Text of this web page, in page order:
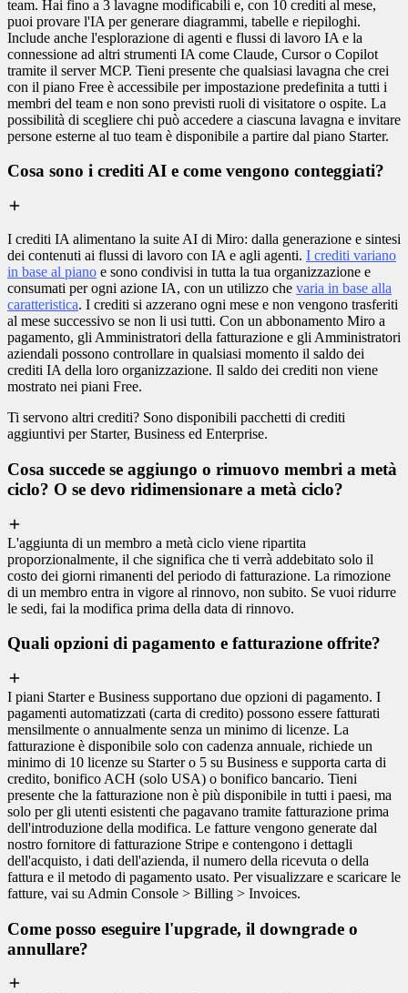
team. Hai fino a 3 lavagne modificabili e, con 10 crediti al mese,
puoi provare l'IA per generare diagrammi, tabelle e riepiloghi.
Include anche l'esplorazione di agenti e flussi di lavoro IA e la
connessione ad altri strumenti IA come Claude, Cursor o Copilot
tramite il server MCP. Tieni presente che qualsiasi lavagna che crei
con il piano Free è accessibile per impostazione predefinita a tutti i
membri del team e non sono previsti ruoli di visitatore o ospite. La
possibilità di scegliere chi può accedere a ciascuna lavagna e invitare
persone esterne al tuo team è disponibile a partire dal piano Starter.
Cosa sono i crediti AI e come vengono conteggiati?
I crediti IA alimentano la suite AI di Miro: dalla generazione e sintesi
dei contenuti ai flussi di lavoro con IA e agli agenti. I crediti variano
in base al piano e sono condivisi in tutta la tua organizzazione e
consumati per ogni azione IA, con un utilizzo che varia in base alla
caratteristica. I crediti si azzerano ogni mese e non vengono trasferiti
al mese successivo se non li usi tutti. Con un abbonamento Miro a
pagamento, gli Amministratori della fatturazione e gli Amministratori
aziendali possono controllare in qualsiasi momento il saldo dei
crediti IA della loro organizzazione. Il saldo dei crediti non viene
mostrato nei piani Free.
Ti servono altri crediti? Sono disponibili pacchetti di crediti
aggiuntivi per Starter, Business ed Enterprise.
Cosa succede se aggiungo o rimuovo membri a metà
ciclo? O se devo ridimensionare a metà ciclo?
L'aggiunta di un membro a metà ciclo viene ripartita
proporzionalmente, il che significa che ti verrà addebitato solo il
costo dei giorni rimanenti del periodo di fatturazione. La rimozione
di un membro entra in vigore al rinnovo, non subito. Se vuoi ridurre
le sedi, fai la modifica prima della data di rinnovo.
Quali opzioni di pagamento e fatturazione offrite?
I piani Starter e Business supportano due opzioni di pagamento. I
pagamenti automatizzati (carta di credito) possono essere fatturati
mensilmente o annualmente senza un minimo di licenze. La
fatturazione è disponibile solo con cadenza annuale, richiede un
minimo di 10 licenze su Starter o 5 su Business e supporta carta di
credito, bonifico ACH (solo USA) o bonifico bancario. Tieni
presente che la fatturazione non è più disponibile in tutti i paesi, ma
solo per gli utenti esistenti che pagavano tramite fatturazione prima
dell'introduzione della modifica. Le fatture vengono generate dal
nostro fornitore di fatturazione Stripe e contengono i dettagli
dell'acquisto, i dati dell'azienda, il numero della ricevuta o della
fattura e il metodo di pagamento usato. Per visualizzare e scaricare le
fatture, vai su Admin Console > Billing > Invoices.
Come posso eseguire l'upgrade, il downgrade o
annullare?